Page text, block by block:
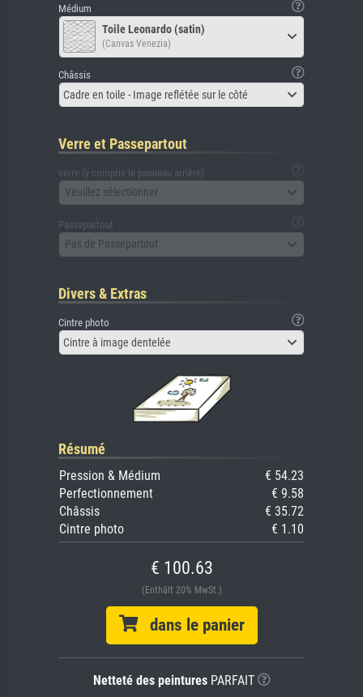
Médium
Toile Leonardo (satin)
(Canvas Venezia)
Châssis
Cadre en toile - Image reflétée sur le côté
Verre et Passepartout
verre (y compris le panneau arrière)
Veuillez sélectionner
Passepartout
Pas de Passepartout
Divers & Extras
Cintre photo
Cintre à image dentelée
Résumé
Pression & Médium
€ 54.23
Perfectionnement
€ 9.58
Châssis
€ 35.72
Cintre photo
€ 1.10
€ 100.63
(Enthält 20% MwSt.)
dans le panier
Netteté des peinturesPARFAIT